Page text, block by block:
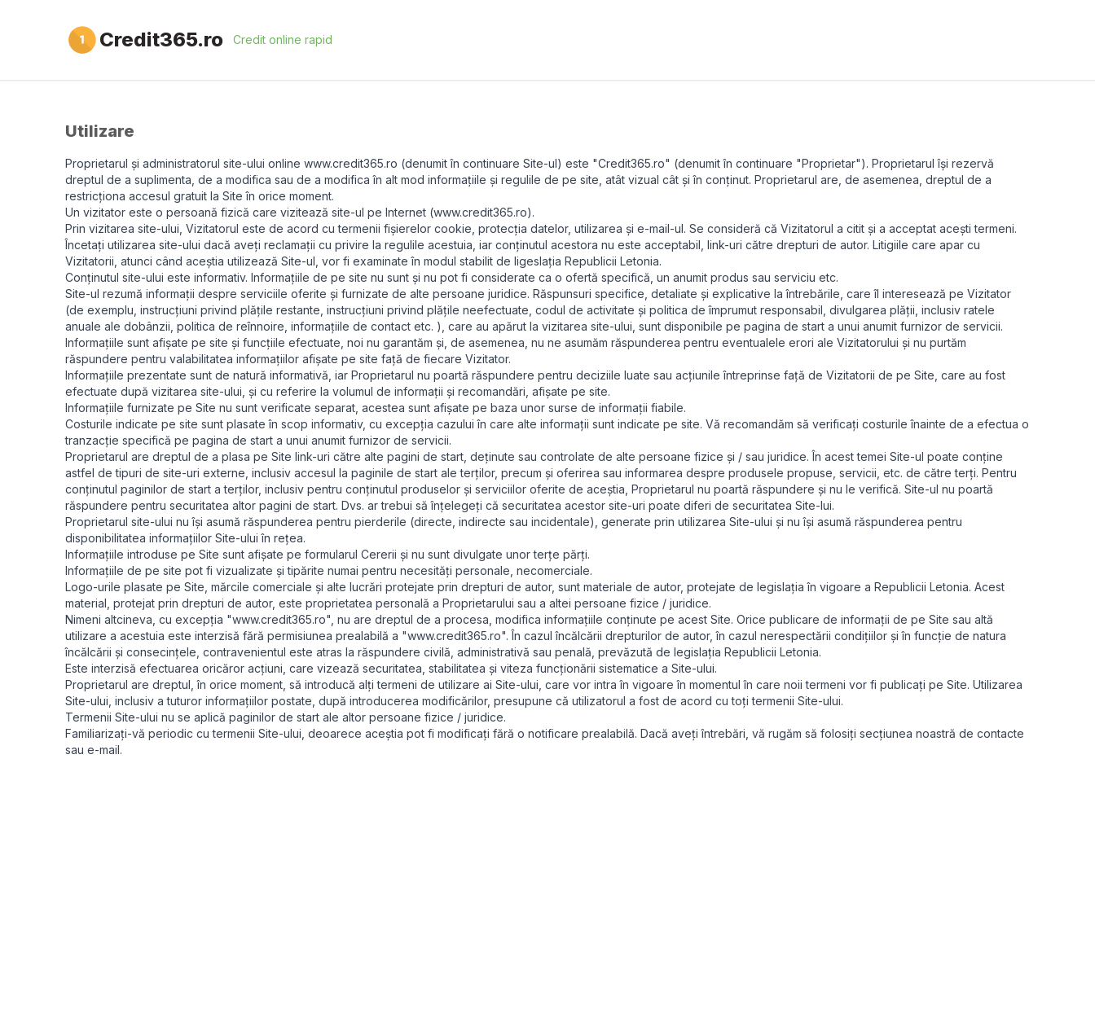
Credit365.ro Credit online rapid
Utilizare
Proprietarul și administratorul site-ului online www.credit365.ro (denumit în continuare Site-ul) este "Credit365.ro" (denumit în continuare "Proprietar"). Proprietarul își rezervă
dreptul de a suplimenta, de a modifica sau de a modifica în alt mod informațiile și regulile de pe site, atât vizual cât și în conținut. Proprietarul are, de asemenea, dreptul de a
restricționa accesul gratuit la Site în orice moment.
Un vizitator este o persoană fizică care vizitează site-ul pe Internet (www.credit365.ro).
Prin vizitarea site-ului, Vizitatorul este de acord cu termenii fișierelor cookie, protecția datelor, utilizarea și e-mail-ul. Se consideră că Vizitatorul a citit și a acceptat acești termeni.
Încetați utilizarea site-ului dacă aveți reclamații cu privire la regulile acestuia, iar conținutul acestora nu este acceptabil, link-uri către drepturi de autor. Litigiile care apar cu
Vizitatorii, atunci când aceștia utilizează Site-ul, vor fi examinate în modul stabilit de ligeslația Republicii Letonia.
Conținutul site-ului este informativ. Informațiile de pe site nu sunt și nu pot fi considerate ca o ofertă specifică, un anumit produs sau serviciu etc.
Site-ul rezumă informații despre serviciile oferite și furnizate de alte persoane juridice. Răspunsuri specifice, detaliate și explicative la întrebările, care îl interesează pe Vizitator
(de exemplu, instrucțiuni privind plățile restante, instrucțiuni privind plățile neefectuate, codul de activitate și politica de împrumut responsabil, divulgarea plății, inclusiv ratele
anuale ale dobânzii, politica de reînnoire, informațiile de contact etc. ), care au apărut la vizitarea site-ului, sunt disponibile pe pagina de start a unui anumit furnizor de servicii.
Informațiile sunt afișate pe site și funcțiile efectuate, noi nu garantăm și, de asemenea, nu ne asumăm răspunderea pentru eventualele erori ale Vizitatorului și nu purtăm
răspundere pentru valabilitatea informațiilor afișate pe site față de fiecare Vizitator.
Informațiile prezentate sunt de natură informativă, iar Proprietarul nu poartă răspundere pentru deciziile luate sau acțiunile întreprinse față de Vizitatorii de pe Site, care au fost
efectuate după vizitarea site-ului, și cu referire la volumul de informații și recomandări, afișate pe site.
Informațiile furnizate pe Site nu sunt verificate separat, acestea sunt afișate pe baza unor surse de informații fiabile.
Costurile indicate pe site sunt plasate în scop informativ, cu excepția cazului în care alte informații sunt indicate pe site. Vă recomandăm să verificați costurile înainte de a efectua o
tranzacție specifică pe pagina de start a unui anumit furnizor de servicii.
Proprietarul are dreptul de a plasa pe Site link-uri către alte pagini de start, deținute sau controlate de alte persoane fizice și / sau juridice. În acest temei Site-ul poate conține
astfel de tipuri de site-uri externe, inclusiv accesul la paginile de start ale terților, precum și oferirea sau informarea despre produsele propuse, servicii, etc. de către terți. Pentru
conținutul paginilor de start a terților, inclusiv pentru conținutul produselor și serviciilor oferite de aceștia, Proprietarul nu poartă răspundere și nu le verifică. Site-ul nu poartă
răspundere pentru securitatea altor pagini de start. Dvs. ar trebui să înțelegeți că securitatea acestor site-uri poate diferi de securitatea Site-lui.
Proprietarul site-ului nu își asumă răspunderea pentru pierderile (directe, indirecte sau incidentale), generate prin utilizarea Site-ului și nu își asumă răspunderea pentru
disponibilitatea informațiilor Site-ului în rețea.
Informațiile introduse pe Site sunt afișate pe formularul Cererii și nu sunt divulgate unor terțe părți.
Informațiile de pe site pot fi vizualizate și tipărite numai pentru necesități personale, necomerciale.
Logo-urile plasate pe Site, mărcile comerciale și alte lucrări protejate prin drepturi de autor, sunt materiale de autor, protejate de legislația în vigoare a Republicii Letonia. Acest
material, protejat prin drepturi de autor, este proprietatea personală a Proprietarului sau a altei persoane fizice / juridice.
Nimeni altcineva, cu excepția "www.credit365.ro", nu are dreptul de a procesa, modifica informațiile conținute pe acest Site. Orice publicare de informații de pe Site sau altă
utilizare a acestuia este interzisă fără permisiunea prealabilă a "www.credit365.ro". În cazul încălcării drepturilor de autor, în cazul nerespectării condițiilor și în funcție de natura
încălcării și consecințele, contravenientul este atras la răspundere civilă, administrativă sau penală, prevăzută de legislația Republicii Letonia.
Este interzisă efectuarea oricăror acțiuni, care vizează securitatea, stabilitatea și viteza funcționării sistematice a Site-ului.
Proprietarul are dreptul, în orice moment, să introducă alți termeni de utilizare ai Site-ului, care vor intra în vigoare în momentul în care noii termeni vor fi publicați pe Site. Utilizarea
Site-ului, inclusiv a tuturor informațiilor postate, după introducerea modificărilor, presupune că utilizatorul a fost de acord cu toți termenii Site-ului.
Termenii Site-ului nu se aplică paginilor de start ale altor persoane fizice / juridice.
Familiarizați-vă periodic cu termenii Site-ului, deoarece aceștia pot fi modificați fără o notificare prealabilă. Dacă aveți întrebări, vă rugăm să folosiți secțiunea noastră de contacte
sau e-mail.